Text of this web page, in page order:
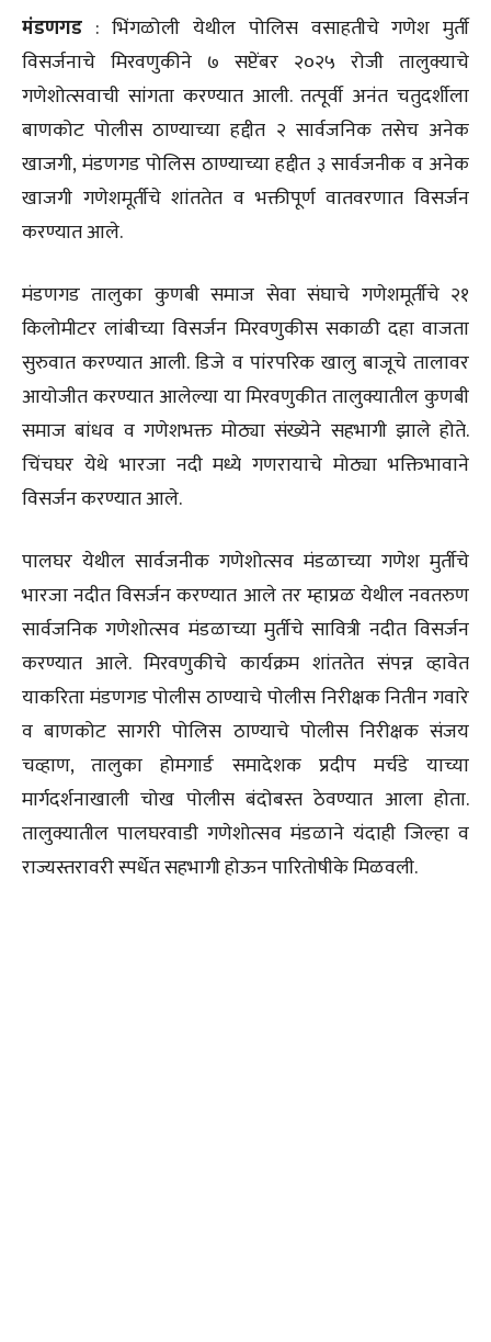
मंडणगड : भिंगळोली येथील पोलिस वसाहतीचे गणेश मुर्ती
विसर्जनाचे मिरवणुकीने ७ सप्टेंबर २०२५ रोजी तालुक्याचे
गणेशोत्सवाची सांगता करण्यात आली. तत्पूर्वी अनंत चतुदर्शीला
बाणकोट पोलीस ठाण्याच्या हद्दीत २ सार्वजनिक तसेच अनेक
खाजगी, मंडणगड पोलिस ठाण्याच्या हद्दीत ३ सार्वजनीक व अनेक
खाजगी गणेशमूर्तीचे शांततेत व भक्तीपूर्ण वातवरणात विसर्जन
करण्यात आले.
मंडणगड तालुका कुणबी समाज सेवा संघाचे गणेशमूर्तीचे २१
किलोमीटर लांबीच्या विसर्जन मिरवणुकीस सकाळी दहा वाजता
सुरुवात करण्यात आली. डिजे व पांरपरिक खालु बाजूचे तालावर
आयोजीत करण्यात आलेल्या या मिरवणुकीत तालुक्यातील कुणबी
समाज बांधव व गणेशभक्त मोठ्या संख्येने सहभागी झाले होते.
चिंचघर येथे भारजा नदी मध्ये गणरायाचे मोठ्या भक्तिभावाने
विसर्जन करण्यात आले.
पालघर येथील सार्वजनीक गणेशोत्सव मंडळाच्या गणेश मुर्तीचे
भारजा नदीत विसर्जन करण्यात आले तर म्हाप्रळ येथील नवतरुण
सार्वजनिक गणेशोत्सव मंडळाच्या मुर्तीचे सावित्री नदीत विसर्जन
करण्यात आले. मिरवणुकीचे कार्यक्रम शांततेत संपन्न व्हावेत
याकरिता मंडणगड पोलीस ठाण्याचे पोलीस निरीक्षक नितीन गवारे
व बाणकोट सागरी पोलिस ठाण्याचे पोलीस निरीक्षक संजय
चव्हाण, तालुका होमगार्ड समादेशक प्रदीप मर्चडे याच्या
मार्गदर्शनाखाली चोख पोलीस बंदोबस्त ठेवण्यात आला होता.
तालुक्यातील पालघरवाडी गणेशोत्सव मंडळाने यंदाही जिल्हा व
राज्यस्तरावरी स्पर्धेत सहभागी होऊन पारितोषीके मिळवली.